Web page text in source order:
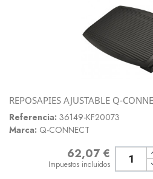
REPOSAPIES AJUSTABLE Q-
Referencia: 36149-KF20073
Marca: Q-CONNECT
Precio62,07 €
Impuestos incluidos